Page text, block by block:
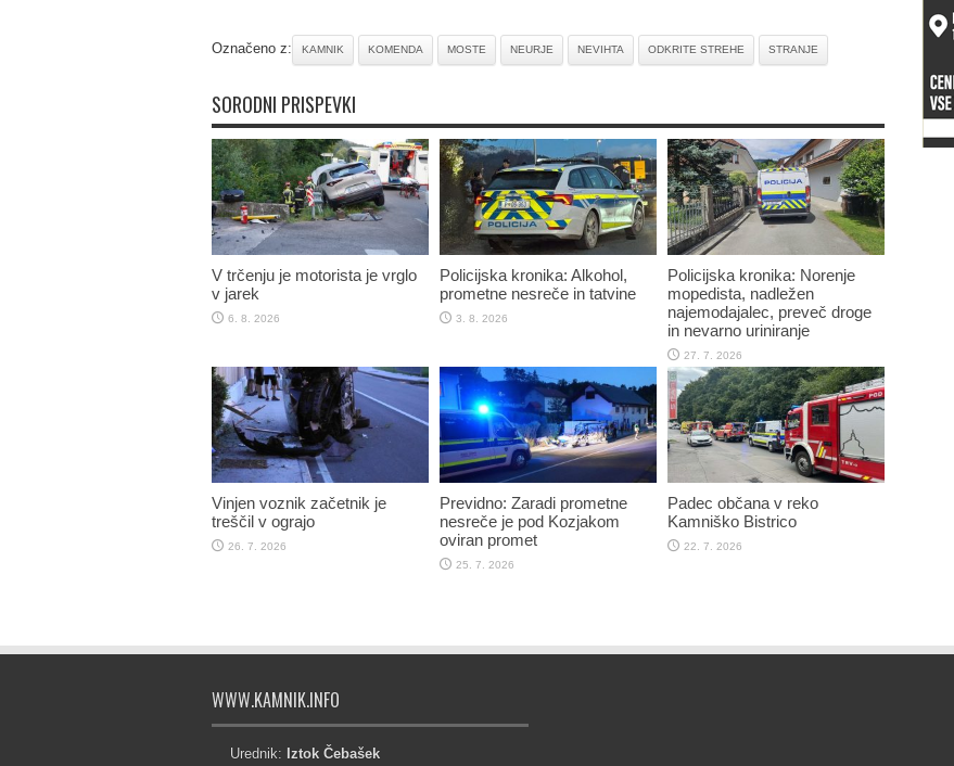
Označeno z: KAMNIK KOMENDA MOSTE NEURJE NEVIHTA ODKRITE STREHE STRANJE
SORODNI PRISPEVKI
V trčenju je motorista je vrglo
v jarek
6. 8. 2026
Policijska kronika: Alkohol,
prometne nesreče in tatvine
3. 8. 2026
Policijska kronika: Norenje
mopedista, nadležen
najemodajalec, preveč droge
in nevarno uriniranje
27. 7. 2026
Vinjen voznik začetnik je
treščil v ograjo
26. 7. 2026
Previdno: Zaradi prometne
nesreče je pod Kozjakom
oviran promet
25. 7. 2026
Padec občana v reko
Kamniško Bistrico
22. 7. 2026
WWW.KAMNIK.INFO
Urednik: Iztok Čebašek